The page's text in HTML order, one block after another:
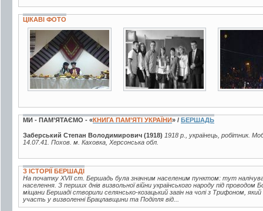
ЦІКАВІ ФОТО
5 фото 2 фото
МИ - ПАМ’ЯТАЄМО - «КНИГА ПАМ’ЯТІ УКРАЇНИ» / БЕРШАДЬ
Заберський Степан Володимирович (1918) 1918 р., українець, робітник.
14.07.41. Похов. м. Каховка, Херсонська обл.
З ІСТОРІЇ БЕРШАДІ
На початку XVII ст. Бершадь була значним населеним пунктом: тут
населення. З перших днів визвольної війни українського народу під проводом
міщани Бершаді створили селянсько-козацький загін на чолі з Трифоном,
участь у визволенні Брацлавщини та Поділля від...